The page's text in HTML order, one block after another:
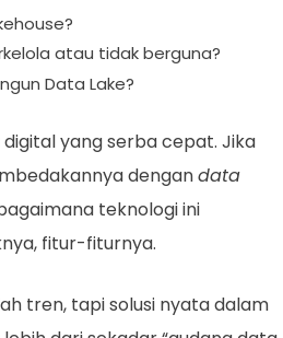
atau tidak berguna?
Data Lake?
yang serba cepat. Jika
dengandata
teknologi ini
fitur-fiturnya.
tren, tapi solusi nyata dalam